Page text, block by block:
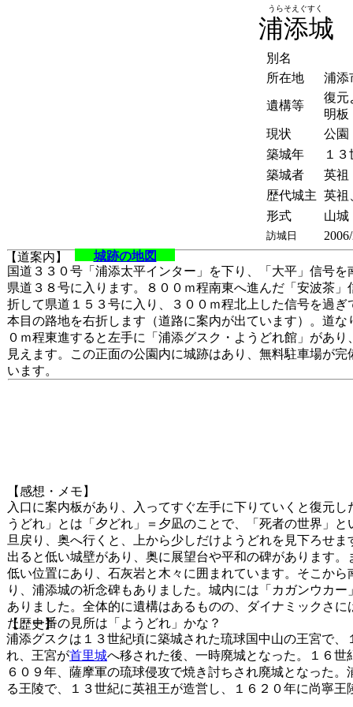
城跡の地図
浦添城
別名
所在地
浦添
遺構等
復元
明板
現状
公園
築城年
１
築城者
英祖
歴代城主 英祖
形式
山城
訪城日
【道案内】
【感想・メモ】
うらそえぐすく
【歴史】
国道３３０号「浦添太平インター」を下り、「大平」信号を
県道３８号に入ります。８００ｍ程南東へ進んだ「安波茶」
折して県道１５３号に入り、３００ｍ程北上した信号を過ぎ
本目の路地を右折します（道路に案内が出ています）。道な
０ｍ程東進すると左手に「浦添グスク・ようどれ館」があり
見えます。この正面の公園内に城跡はあり、無料駐車場が完
います。
入口に案内板があり、入ってすぐ左手に下りていくと復元
うどれ」とは「夕どれ」＝夕凪のことで、「死者の世界」
旦戻り、奥へ行くと、上から少しだけようどれを見下ろせ
出ると低い城壁があり、奥に展望台や平和の碑があります
低い位置にあり、石灰岩と木々に囲まれています。そこか
り、浦添城の祈念碑もありました。城内には「カガンウカ
ありました。全体的に遺構はあるものの、ダイナミックさ
た。一番の見所は「ようどれ」かな？
浦添グスクは１３世紀頃に築城された琉球国中山の王宮で
れ、王宮が首里城へ移された後、一時廃城となった。１６
６０９年、薩摩軍の琉球侵攻で焼き討ちされ廃城となった
る王陵で、１３世紀に英祖王が造営し、１６２０年に尚寧王